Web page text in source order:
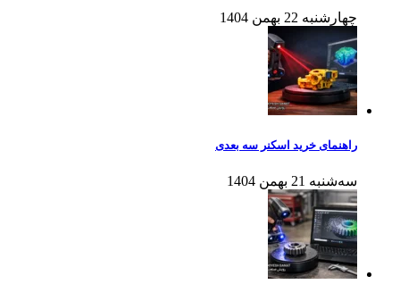
چهارشنبه 22 بهمن 1404
راهنمای خرید اسکنر سه بعدی
سه‌شنبه 21 بهمن 1404